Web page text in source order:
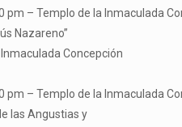
pm – Templo de la Inmaculada
Nazareno”
Concepción
pm – Templo de la Inmaculada
las Angustias y